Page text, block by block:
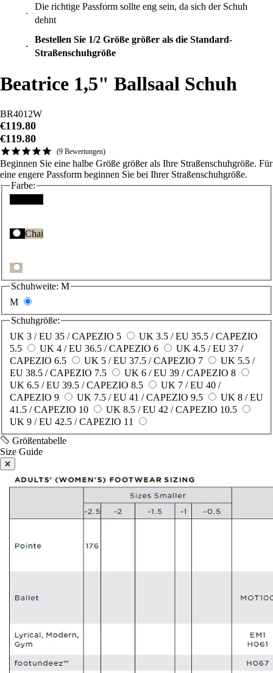
Die richtige Passform sollte eng sein, da sich der Schuh
dehnt
Bestellen Sie 1/2 Größe größer als die Standard-
Straßenschuhgröße
Beatrice 1,5" Ballsaal Schuh
BR4012W
€119.80
€119.80
9 Bewertungen
Beginnen Sie eine halbe Größe größer als Ihre Straßenschuhgröße. Für
eine engere Passform beginnen Sie bei Ihrer Straßenschuhgröße.
Farbe:
Chai
Schuhweite: M
M
Schuhgröße:
UK 3 / EU 35 / CAPEZIO 5
UK 3.5 / EU 35.5 / CAPEZIO
5.5
UK 4 / EU 36.5 / CAPEZIO 6
UK 4.5 / EU 37 /
CAPEZIO 6.5
UK 5 / EU 37.5 / CAPEZIO 7
UK 5.5 /
EU 38.5 / CAPEZIO 7.5
UK 6 / EU 39 / CAPEZIO 8
UK 6.5 / EU 39.5 / CAPEZIO 8.5
UK 7 / EU 40 /
CAPEZIO 9
UK 7.5 / EU 41 / CAPEZIO 9.5
UK 8 / EU
41.5 / CAPEZIO 10
UK 8.5 / EU 42 / CAPEZIO 10.5
UK 9 / EU 42.5 / CAPEZIO 11
Größentabelle
Size Guide